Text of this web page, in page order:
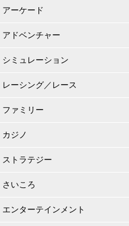
アーケード
アドベンチャー
シミュレーション
レーシング／レース
ファミリー
カジノ
ストラテジー
さいころ
エンターテインメント